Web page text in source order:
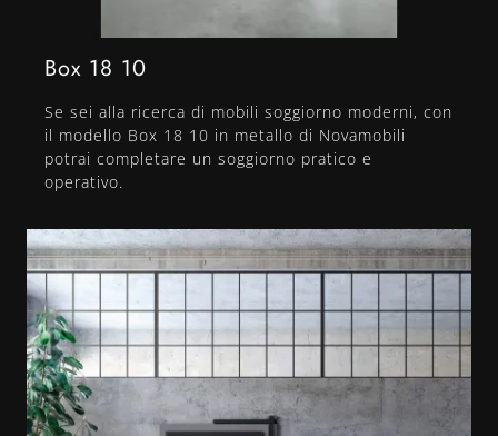
Box 18 10
Se sei alla ricerca di mobili soggiorno moderni, con
il modello Box 18 10 in metallo di Novamobili
potrai completare un soggiorno pratico e
operativo.